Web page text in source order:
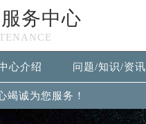
务中心
心介绍 问题/知识/资讯
竭诚为您服务！